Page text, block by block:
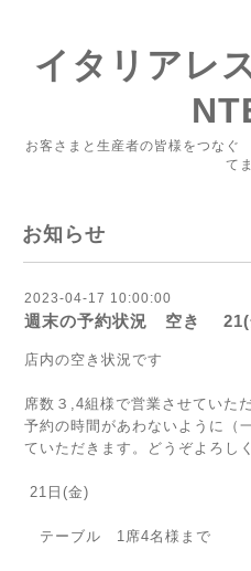
イタリアレ
お客さまと生産者の皆様をつな
て
お知らせ
2023-04-17 10:00:00
週末の予約状況 空き
店内の空き状況です
席数３,4組様で営業させていた
予約の時間があわないように（
ていただきます。どうぞよろし
21日(金)
テーブル 1席4名様まで